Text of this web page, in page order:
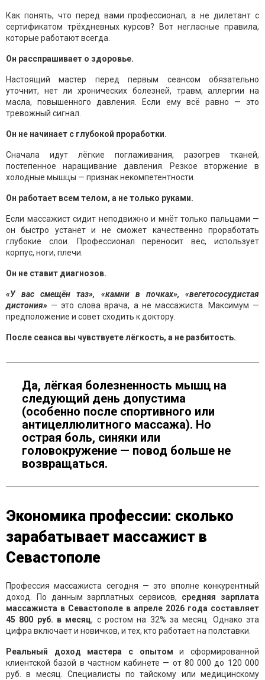
Как понять, что перед вами профессионал, а не дилетант с
сертификатом трёхдневных курсов? Вот негласные правила,
которые работают всегда.
Он расспрашивает о здоровье.
Настоящий мастер перед первым сеансом обязательно
уточнит, нет ли хронических болезней, травм, аллергии на
масла, повышенного давления. Если ему всё равно — это
тревожный сигнал.
Он не начинает с глубокой проработки.
Сначала идут лёгкие поглаживания, разогрев тканей,
постепенное наращивание давления. Резкое вторжение в
холодные мышцы — признак некомпетентности.
Он работает всем телом, а не только руками.
Если массажист сидит неподвижно и мнёт только пальцами —
он быстро устанет и не сможет качественно проработать
глубокие слои. Профессионал переносит вес, использует
корпус, ноги, плечи.
Он не ставит диагнозов.
«У вас смещён таз», «камни в почках», «вегетососудистая
дистония» — это слова врача, а не массажиста. Максимум —
предположение и совет сходить к доктору.
После сеанса вы чувствуете лёгкость, а не разбитость.
Да, лёгкая болезненность мышц на
следующий день допустима
(особенно после спортивного или
антицеллюлитного массажа). Но
острая боль, синяки или
головокружение — повод больше не
возвращаться.
Экономика профессии: сколько
зарабатывает массажист в
Севастополе
Профессия массажиста сегодня — это вполне конкурентный
доход. По данным зарплатных сервисов, средняя зарплата
массажиста в Севастополе в апреле 2026 года составляет
45 800 руб. в месяц, с ростом на 32% за месяц. Однако эта
цифра включает и новичков, и тех, кто работает на полставки.
Реальный доход мастера с опытом и сформированной
клиентской базой в частном кабинете — от 80 000 до 120 000
руб. в месяц. Специалисты по тайскому или медицинскому